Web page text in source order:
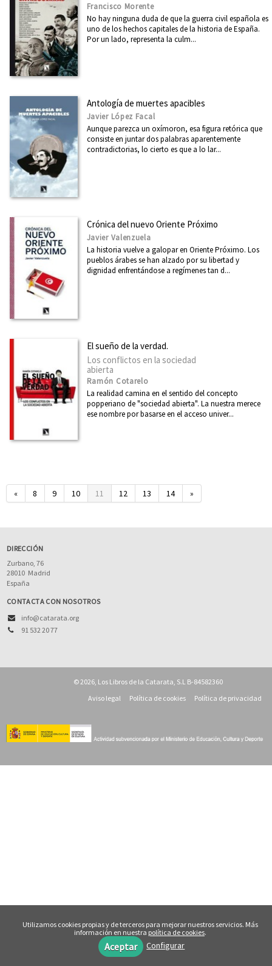
Francisco Morente
No hay ninguna duda de que la guerra civil española es
uno de los hechos capitales de la historia de España.
Por un lado, representa la culm...
Antología de muertes apacibles
Javier López Facal
Aunque parezca un oxímoron, esa figura retórica que
consiste en juntar dos palabras aparentemente
contradictorias, lo cierto es que a lo lar...
Crónica del nuevo Oriente Próximo
Javier Valenzuela
La historia vuelve a galopar en Oriente Próximo. Los
pueblos árabes se han alzado por su libertad y
dignidad enfrentándose a regímenes tan d...
El sueño de la verdad.
Los conflictos en la sociedad
abierta
Ramón Cotarelo
La realidad camina en el sentido del concepto
popperiano de "sociedad abierta". La nuestra merece
ese nombre por basarse en el acceso univer...
« 8 9 10 11 12 13 14 »
DIRECCIÓN
Zurbano, 76
28010 Madrid
España
CONTACTA CON NOSOTROS
info@catarata.org
91 532 20 77
© 2026, Los Libros de la Catarata, S.L B-84582360
Aviso legal
Política de cookies Política de privacidad
Utilizamos cookies propias y de terceros para mejorar nuestros servicios. Más
información en nuestra política de cookies.
Aceptar Configurar